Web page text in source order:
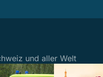
und aller Welt